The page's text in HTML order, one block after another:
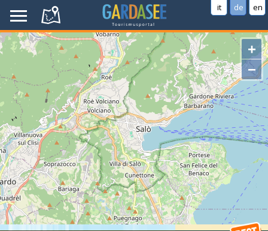
it de en
+
−